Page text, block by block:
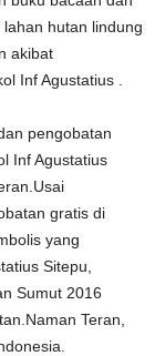
hutan lindung
akibat
Inf Agustatius .
pengobatan
Inf Agustatius
gratis di
yang
Sitepu,
Sumut 2016
Teran,